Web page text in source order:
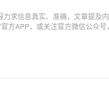
力求信息真实、准确，文章提及
官方APP，或关注官方微信公众